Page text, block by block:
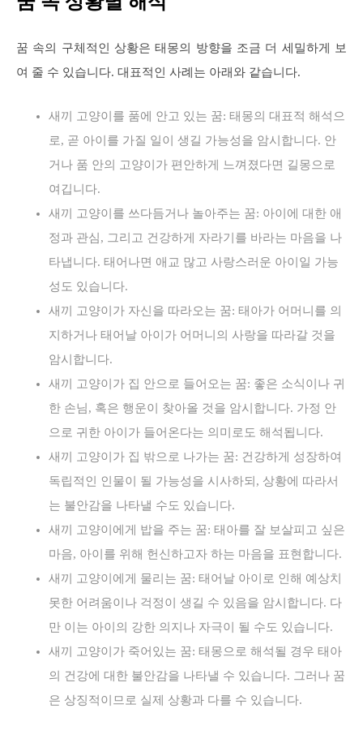
꿈 속의 구체적인 상황은 태몽의 방향을 조금 더 세밀하게 보
여 줄 수 있습니다. 대표적인 사례는 아래와 같습니다.
새끼 고양이를 품에 안고 있는 꿈: 태몽의 대표적 해석으
로, 곧 아이를 가질 일이 생길 가능성을 암시합니다. 안
거나 품 안의 고양이가 편안하게 느껴졌다면 길몽으로
여깁니다.
새끼 고양이를 쓰다듬거나 놀아주는 꿈: 아이에 대한 애
정과 관심, 그리고 건강하게 자라기를 바라는 마음을 나
타냅니다. 태어나면 애교 많고 사랑스러운 아이일 가능
성도 있습니다.
새끼 고양이가 자신을 따라오는 꿈: 태아가 어머니를 의
지하거나 태어날 아이가 어머니의 사랑을 따라갈 것을
암시합니다.
새끼 고양이가 집 안으로 들어오는 꿈: 좋은 소식이나 귀
한 손님, 혹은 행운이 찾아올 것을 암시합니다. 가정 안
으로 귀한 아이가 들어온다는 의미로도 해석됩니다.
새끼 고양이가 집 밖으로 나가는 꿈: 건강하게 성장하여
독립적인 인물이 될 가능성을 시사하되, 상황에 따라서
는 불안감을 나타낼 수도 있습니다.
새끼 고양이에게 밥을 주는 꿈: 태아를 잘 보살피고 싶은
마음, 아이를 위해 헌신하고자 하는 마음을 표현합니다.
새끼 고양이에게 물리는 꿈: 태어날 아이로 인해 예상치
못한 어려움이나 걱정이 생길 수 있음을 암시합니다. 다
만 이는 아이의 강한 의지나 자극이 될 수도 있습니다.
새끼 고양이가 죽어있는 꿈: 태몽으로 해석될 경우 태아
의 건강에 대한 불안감을 나타낼 수 있습니다. 그러나 꿈
은 상징적이므로 실제 상황과 다를 수 있습니다.